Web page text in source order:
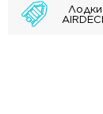
Лодки